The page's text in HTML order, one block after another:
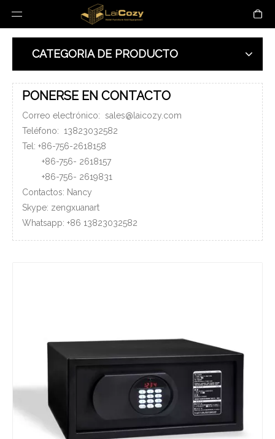
CATEGORIA DE PRODUCTO
PONERSE EN CONTACTO
Correo electrónico: sales@laicozy.com
Teléfono: 13823032582
Tel: +86-756-2618158
+86-756- 2618157
+86-756- 2619831
Contactos: Nancy
Skype: zengxuanart
Whatsapp: +86 13823032582